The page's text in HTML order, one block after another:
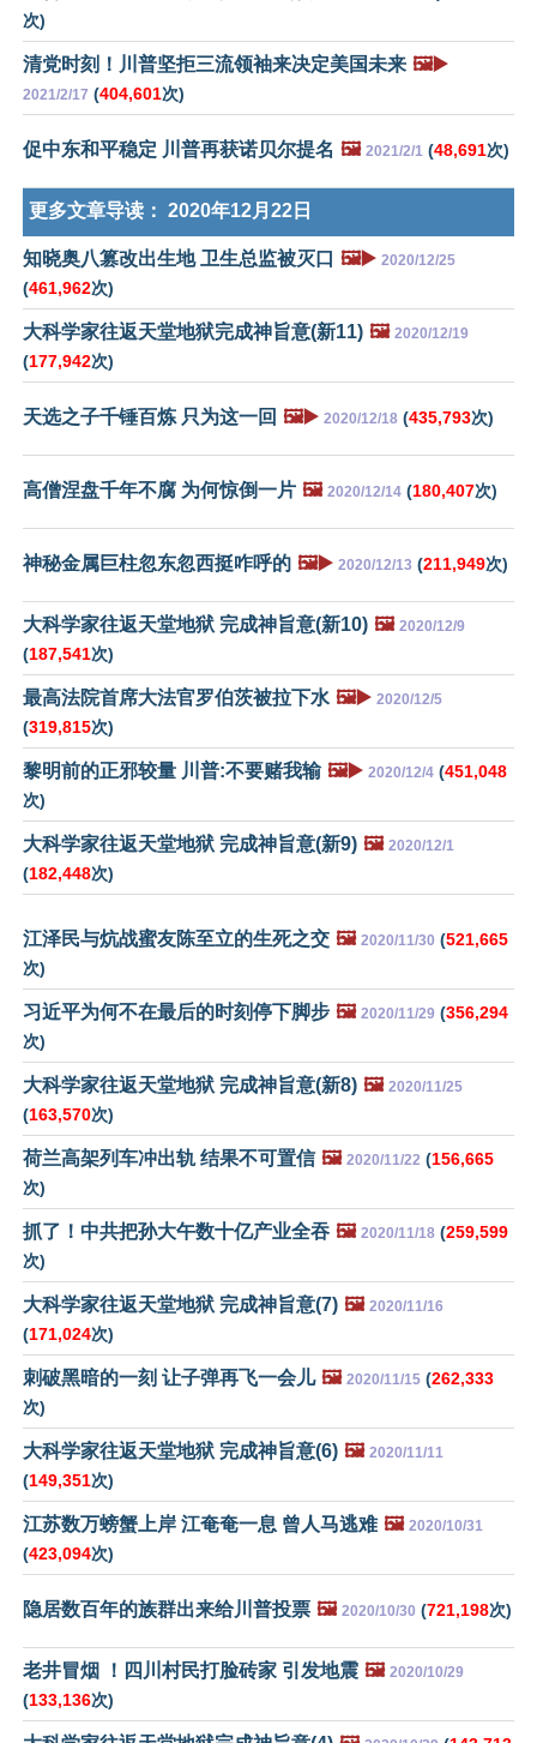
次)
清党时刻！川普坚拒三流领袖来决定美国未来 🖼️▶️
2021/2/17 (404,601次)
促中东和平稳定 川普再获诺贝尔提名 🖼️ 2021/2/1 (48,691次)
更多文章导读： 2020年12月22日
知晓奥八篡改出生地 卫生总监被灭口 🖼️▶️ 2020/12/25
(461,962次)
大科学家往返天堂地狱完成神旨意(新11) 🖼️ 2020/12/19
(177,942次)
天选之子千锤百炼 只为这一回 🖼️▶️ 2020/12/18 (435,793次)
高僧涅盘千年不腐 为何惊倒一片 🖼️ 2020/12/14 (180,407次)
神秘金属巨柱忽东忽西挺咋呼的 🖼️▶️ 2020/12/13 (211,949次)
大科学家往返天堂地狱 完成神旨意(新10) 🖼️ 2020/12/9
(187,541次)
最高法院首席大法官罗伯茨被拉下水 🖼️▶️ 2020/12/5
(319,815次)
黎明前的正邪较量 川普:不要赌我输 🖼️▶️ 2020/12/4 (451,048
次)
大科学家往返天堂地狱 完成神旨意(新9) 🖼️ 2020/12/1
(182,448次)
江泽民与炕战蜜友陈至立的生死之交 🖼️ 2020/11/30 (521,665
次)
习近平为何不在最后的时刻停下脚步 🖼️ 2020/11/29 (356,294
次)
大科学家往返天堂地狱 完成神旨意(新8) 🖼️ 2020/11/25
(163,570次)
荷兰高架列车冲出轨 结果不可置信 🖼️ 2020/11/22 (156,665
次)
抓了！中共把孙大午数十亿产业全吞 🖼️ 2020/11/18 (259,599
次)
大科学家往返天堂地狱 完成神旨意(7) 🖼️ 2020/11/16
(171,024次)
刺破黑暗的一刻 让子弹再飞一会儿 🖼️ 2020/11/15 (262,333
次)
大科学家往返天堂地狱 完成神旨意(6) 🖼️ 2020/11/11
(149,351次)
江苏数万螃蟹上岸 江奄奄一息 曾人马逃难 🖼️ 2020/10/31
(423,094次)
隐居数百年的族群出来给川普投票 🖼️ 2020/10/30 (721,198次)
老井冒烟 ！四川村民打脸砖家 引发地震 🖼️ 2020/10/29
(133,136次)